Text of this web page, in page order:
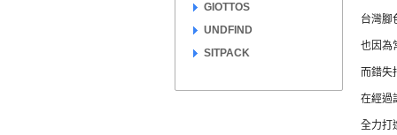
GIOTTOS
UNDFIND
SITPACK
台灣腳
也因為
而錯失
在經過
全力打